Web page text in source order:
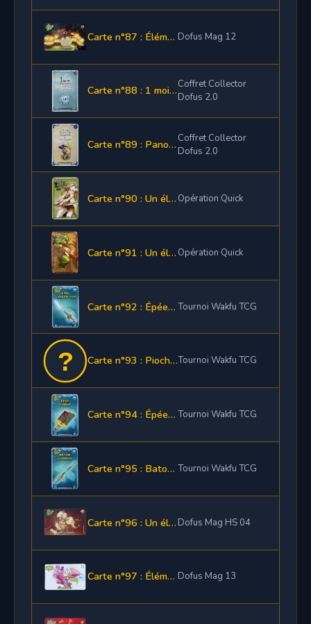
Carte n°87 : Élément de panoplie Mace Dofus Mag 12
Carte n°88 : 1 mois d'abonnement Dofus & Dofus Pocket + 2800 ogrinesCoffret Collector
Dofus 2.0
Carte n°89 : Panoplie Rocks Or complète & son familier Coffret Collector
Dofus 2.0
Carte n°90 : Un élément de panoplie Opération Quick
Carte n°91 : Un élément de panoplie Opération Quick
Carte n°92 : Épée de Reckto Topi Tournoi Wakfu TCG
Carte n°93 : Pioche de GrizouTournoi Wakfu TCG
Carte n°94 : Épée de Grüt Tournoi Wakfu TCG
Carte n°95 : Baton de Gobeuf Tournoi Wakfu TCG
Carte n°96 : Un élément de Panoplie Monstrueuse Dofus Mag HS 04
Carte n°97 : Élément de panoplie Chisp Dofus Mag 13